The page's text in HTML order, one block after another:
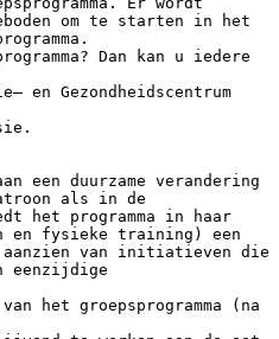
om te starten in het
Dan kan u iedere
en Gezondheidscentrum
een duurzame verandering
als in de
het programma in haar
en fysieke training) een
aanzien van initiatieven die
eenzijdige
het groepsprogramma (na